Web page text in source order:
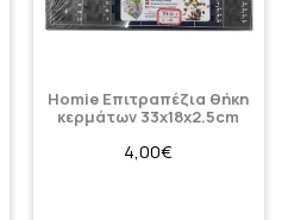
Homie Επιτραπέζια θήκη
κερμάτων 33x18x2.5cm
4,00€